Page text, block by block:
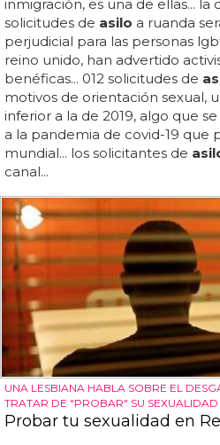
inmigración, es una de ellas... la
solicitudes de asilo a ruanda
perjudicial para las personas
reino unido, han advertido
benéficas... 012 solicitudes de
motivos de orientación sexual,
inferior a la de 2019, algo que
a la pandemia de covid-19
mundial... los solicitantes de
canal...
UNA LESBIANA HABLA SOBRE EL
TRATAR DE "PROBAR" SU
Probar tu sexualidad en